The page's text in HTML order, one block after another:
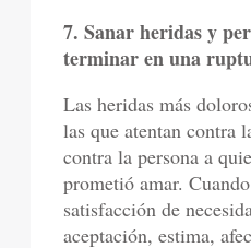
7. Sanar heridas y
terminar en una
Las heridas más
las que atentan contra
contra la persona a
prometió amar.
satisfacción de
aceptación, estima,